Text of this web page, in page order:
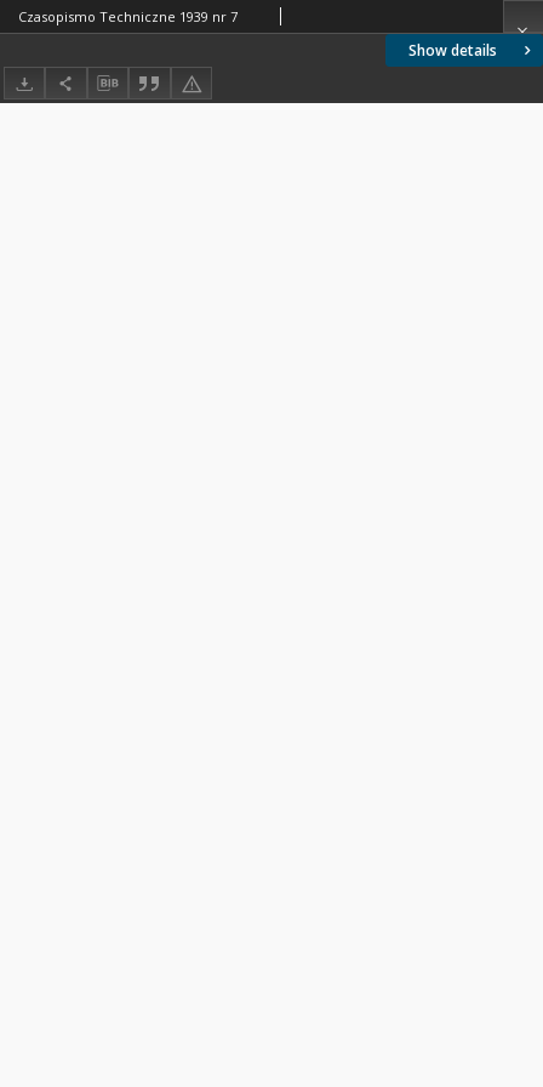
Show details
Czasopismo Techniczne 1939 nr 7